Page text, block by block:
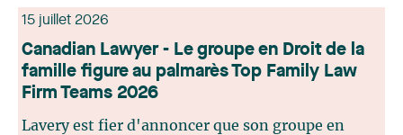
15 juillet 2026
Canadian Lawyer - Le groupe en Droit de la
famille figure au palmarès Top Family Law
Firm Teams 2026
Lavery est fier d'annoncer que son groupe en